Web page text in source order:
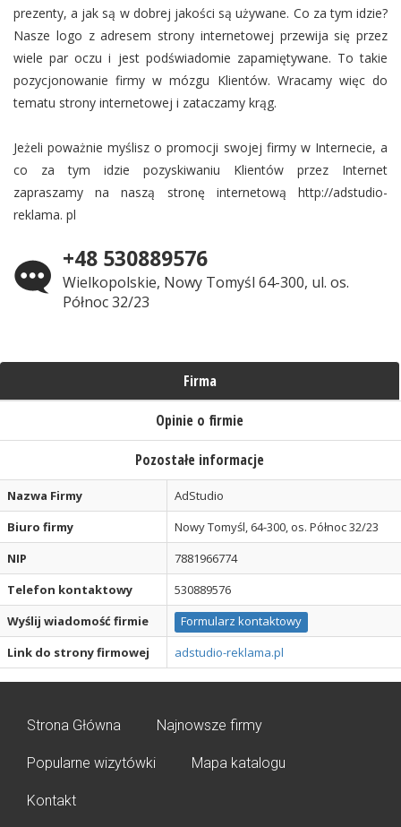
prezenty, a jak są w dobrej jakości są używane. Co za tym idzie?
Nasze logo z adresem strony internetowej przewija się przez
wiele par oczu i jest podświadomie zapamiętywane. To takie
pozycjonowanie firmy w mózgu Klientów. Wracamy więc do
tematu strony internetowej i zataczamy krąg.
Jeżeli poważnie myślisz o promocji swojej firmy w Internecie, a
co za tym idzie pozyskiwaniu Klientów przez Internet
zapraszamy na naszą stronę internetową http://adstudio-
reklama. pl
+48 530889576
Wielkopolskie, Nowy Tomyśl 64-300, ul. os.
Północ 32/23
Firma
Opinie o firmie
Pozostałe informacje
Nazwa Firmy
AdStudio
Biuro firmy
Nowy Tomyśl, 64-300, os. Północ 32/23
NIP
7881966774
Telefon kontaktowy
530889576
Wyślij wiadomość firmie
Formularz kontaktowy
Link do strony firmowej
adstudio-reklama.pl
Strona Główna Najnowsze firmy
Popularne wizytówki Mapa katalogu
Kontakt